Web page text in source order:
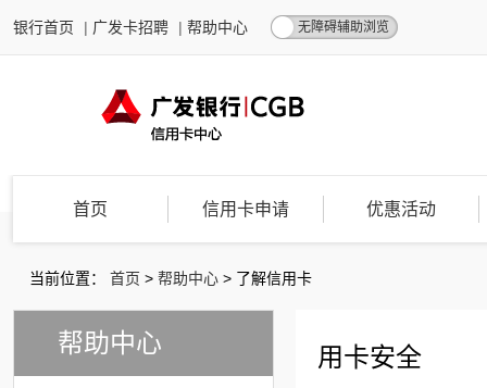
银行首页 | 广发卡招聘 | 帮助中心 无障碍辅助浏览
首页 信用卡申请 优惠活动
当前位置： 首页 > 帮助中心 > 了解信用卡
帮助中心 用卡安全